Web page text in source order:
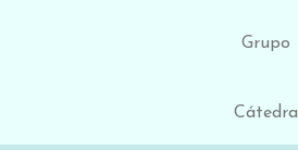
Grupo
Cátedra